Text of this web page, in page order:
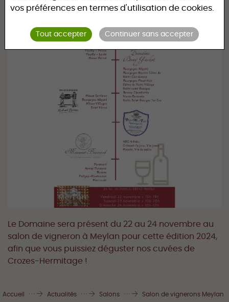
Le Domaine sera présent du 22 au 24 novembre au
salon de vigneron à Meylan pour cette édition 2024,
afin que vous puissiez déguster nos cuvées de
Crozes-Hermitage !
Accueil Actualités Salons Salon de vignerons Meylan
vos préférences en termes d'utilisation de cookies.
Tout accepter Continuer sans accepter